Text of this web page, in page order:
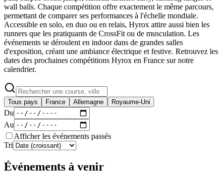
wall balls. Chaque compétition offre exactement le même parcours,
permettant de comparer ses performances à l'échelle mondiale.
Accessible en solo, en duo ou en relais, Hyrox attire aussi bien les
runners que les pratiquants de CrossFit ou de musculation. Les
événements se déroulent en indoor dans de grandes salles
d'exposition, créant une ambiance électrique et festive. Retrouvez les
dates des prochaines compétitions Hyrox en France sur notre
calendrier.
Tous pays France Allemagne Royaume-Uni
Du
Au
Afficher les événements passés
Tri
Événements à venir